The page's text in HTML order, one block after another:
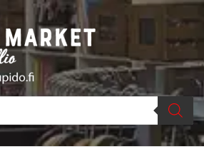
verkossa ja kivijalassa
Stupido Market on vaihtoehtomusaan
erikoistunut verkko- sekä
kivijalkakauppa Helsingissä Kallion